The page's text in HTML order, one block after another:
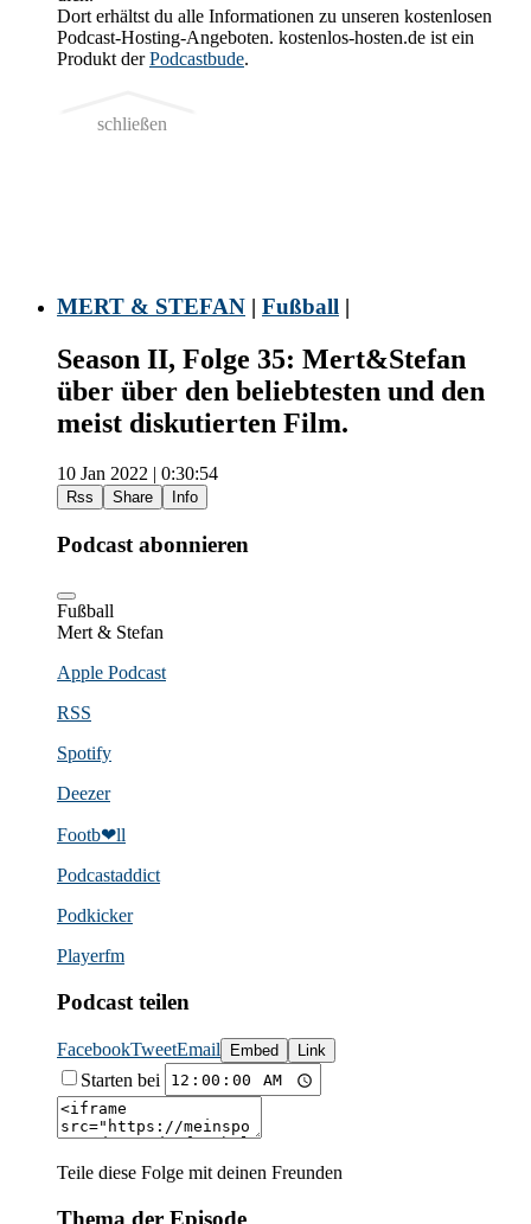
Dort erhältst du alle Informationen zu unseren kostenlosen
Podcast-Hosting-Angeboten. kostenlos-hosten.de ist ein
Produkt derPodcastbude.
schließen
MERT & STEFAN | Fußball |
Season II, Folge 35: Mert&Stefan
über über den beliebtesten und den
meist diskutierten Film.
10 Jan 2022 | 0:30:54
Rss Share Info
Podcast abonnieren
Fußball
Mert & Stefan
Apple Podcast
RSS
Spotify
Deezer
Footb❤ll
Podcast­addict
Podkicker
Playerfm
Podcast teilen
FacebookTweetEmail Embed Link
Starten bei
Teile diese Folge mit deinen Freunden
Thema der Episode